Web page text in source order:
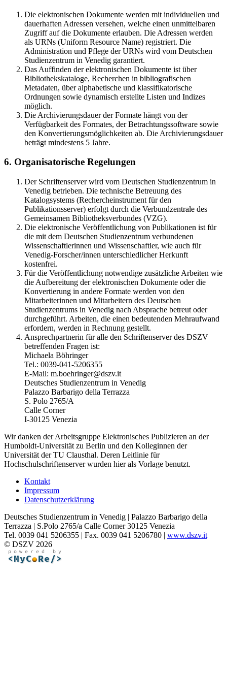
Die elektronischen Dokumente werden mit individuellen und
dauerhaften Adressen versehen, welche einen unmittelbaren
Zugriff auf die Dokumente erlauben. Die Adressen werden
als URNs (Uniform Resource Name) registriert. Die
Administration und Pflege der URNs wird vom Deutschen
Studienzentrum in Venedig garantiert.
Das Auffinden der elektronischen Dokumente ist über
Bibliothekskataloge, Recherchen in bibliografischen
Metadaten, über alphabetische und klassifikatorische
Ordnungen sowie dynamisch erstellte Listen und Indizes
möglich.
Die Archivierungsdauer der Formate hängt von der
Verfügbarkeit des Formates, der Betrachtungssoftware sowie
den Konvertierungsmöglichkeiten ab. Die Archivierungsdauer
beträgt mindestens 5 Jahre.
6. Organisatorische Regelungen
Der Schriftenserver wird vom Deutschen Studienzentrum in
Venedig betrieben. Die technische Betreuung des
Katalogsystems (Rechercheinstrument für den
Publikationsserver) erfolgt durch die Verbundzentrale des
Gemeinsamen Bibliotheksverbundes (VZG).
Die elektronische Veröffentlichung von Publikationen ist für
die mit dem Deutschen Studienzentrum verbundenen
Wissenschaftlerinnen und Wissenschaftler, wie auch für
Venedig-Forscher/innen unterschiedlicher Herkunft
kostenfrei.
Für die Veröffentlichung notwendige zusätzliche Arbeiten wie
die Aufbereitung der elektronischen Dokumente oder die
Konvertierung in andere Formate werden von den
Mitarbeiterinnen und Mitarbeitern des Deutschen
Studienzentrums in Venedig nach Absprache betreut oder
durchgeführt. Arbeiten, die einen bedeutenden Mehraufwand
erfordern, werden in Rechnung gestellt.
Ansprechpartnerin für alle den Schriftenserver des DSZV
betreffenden Fragen ist:
Michaela Böhringer
Tel.: 0039-041-5206355
E-Mail: m.boehringer@dszv.it
Deutsches Studienzentrum in Venedig
Palazzo Barbarigo della Terrazza
S. Polo 2765/A
Calle Corner
I-30125 Venezia
Wir danken der Arbeitsgruppe Elektronisches Publizieren an der
Humboldt-Universität zu Berlin und den Kolleginnen der
Universität der TU Clausthal. Deren Leitlinie für
Hochschulschriftenserver wurden hier als Vorlage benutzt.
Kontakt
Impressum
Datenschutzerklärung
Deutsches Studienzentrum in Venedig | Palazzo Barbarigo della
Terrazza | S.Polo 2765/a Calle Corner 30125 Venezia
Tel. 0039 041 5206355 | Fax. 0039 041 5206780 | www.dszv.it
© DSZV 2026